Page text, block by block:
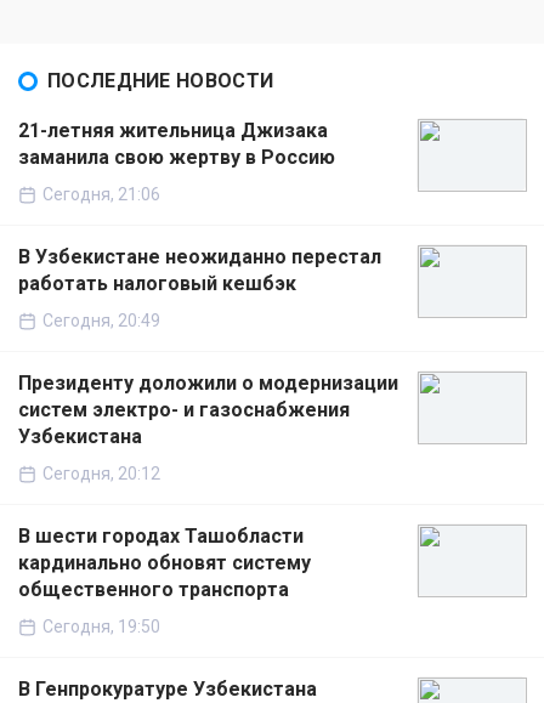
ПОСЛЕДНИЕ НОВОСТИ
21-летняя жительница Джизака
заманила свою жертву в Россию
Сегодня, 21:06
В Узбекистане неожиданно перестал
работать налоговый кешбэк
Сегодня, 20:49
Президенту доложили о модернизации
систем электро- и газоснабжения
Узбекистана
Сегодня, 20:12
В шести городах Ташобласти
кардинально обновят систему
общественного транспорта
Сегодня, 19:50
В Генпрокуратуре Узбекистана